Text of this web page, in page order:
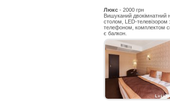
Люкс- 2000 грн
Вишуканий
столом, LED-
телефоном, комплектом
є балкон.